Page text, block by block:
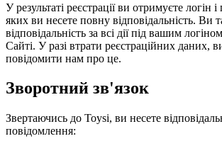
У результаті реєстрації ви отримуєте логін
яких ви несете повну відповідальність. Ви
відповідальність за всі дії під вашим
Сайті. У разі втрати реєстраційних даних,
повідомити нам про це.
Зворотний зв'язок
Звертаючись до Toysi, ви несете
повідомлення: